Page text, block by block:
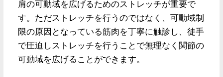
肩の可動域を広げるためのストレッチが重要で
す。ただストレッチを行うのではなく、可動域制
限の原因となっている筋肉を丁寧に触診し、徒手
で圧迫しストレッチを行うことで無理なく関節の
可動域を広げることができます。